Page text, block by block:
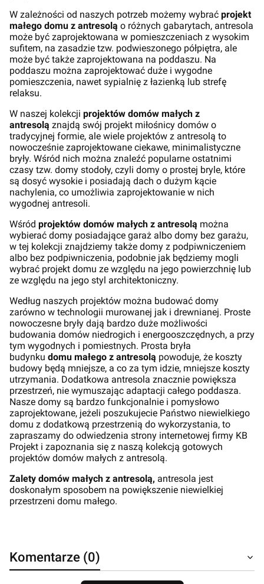
W zależności od naszych potrzeb możemy wybrać projekt
małego domu z antresolą o różnych gabarytach, antresola
może być zaprojektowana w pomieszczeniach z wysokim
sufitem, na zasadzie tzw. podwieszonego półpiętra, ale
może być także zaprojektowana na poddaszu. Na
poddaszu można zaprojektować duże i wygodne
pomieszczenia, nawet sypialnię z łazienką lub strefę
relaksu.
W naszej kolekcji projektów domów małych z
antresolą znajdą swój projekt miłośnicy domów o
tradycyjnej formie, ale wiele projektów z antresolą to
nowocześnie zaprojektowane ciekawe, minimalistyczne
bryły. Wśród nich można znaleźć popularne ostatnimi
czasy tzw. domy stodoły, czyli domy o prostej bryle, które
są dosyć wysokie i posiadają dach o dużym kącie
nachylenia, co umożliwia zaprojektowanie w nich
wygodnej antresoli.
Wśród projektów domów małych z antresolą można
wybierać domy posiadające garaż albo domy bez garażu,
w tej kolekcji znajdziemy także domy z podpiwniczeniem
albo bez podpiwniczenia, podobnie jak będziemy mogli
wybrać projekt domu ze względu na jego powierzchnię lub
ze względu na jego styl architektoniczny.
Według naszych projektów można budować domy
zarówno w technologii murowanej jak i drewnianej. Proste
nowoczesne bryły dają bardzo duże możliwości
budowania domów niedrogich i energooszczędnych, a przy
tym wygodnych i pomiestnych. Prosta bryła
budynku domu małego z antresolą powoduje, że koszty
budowy będą mniejsze, a co za tym idzie, mniejsze koszty
utrzymania. Dodatkowa antresola znacznie powiększa
przestrzeń, nie wymuszając adaptacji całego poddasza.
Nasze domy są bardzo funkcjonalnie i pomysłowo
zaprojektowane, jeżeli poszukujecie Państwo niewielkiego
domu z dodatkową przestrzenią do wykorzystania, to
zapraszamy do odwiedzenia strony internetowej firmy KB
Projekt i zapoznania się z naszą kolekcją gotowych
projektów domów małych z antresolą.
Zalety domów małych z antresolą, antresola jest
doskonałym sposobem na powiększenie niewielkiej
przestrzeni domu małego.
Komentarze (0)